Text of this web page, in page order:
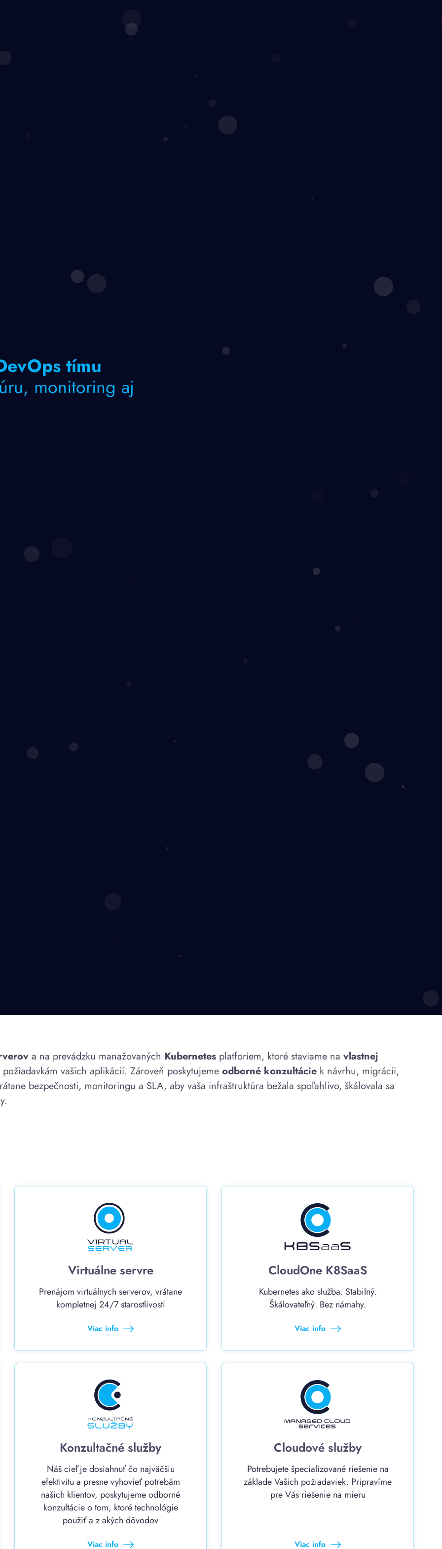
tímu
monitoring aj
a na prevádzku manažovaných Kubernetes platforiem, ktoré staviame na vlastnej
vašich aplikácií. Zároveň poskytujeme odborné konzultácie k návrhu, migrácii,
bezpečnosti, monitoringu a SLA, aby vaša infraštruktúra bežala spoľahlivo, škálovala sa
Virtuálne servre
Prenájom virtuálnych serverov, vrátane
kompletnej 24/7 starostlivosti
Viac info
CloudOne K8SaaS
Kubernetes ako služba. Stabilný.
Škálovateľný. Bez námahy.
Viac info
Konzultačné služby
Náš cieľ je dosiahnuť čo najväčšiu
efektivitu a presne vyhovieť potrebám
našich klientov, poskytujeme odborné
konzultácie o tom, ktoré technológie
použiť a z akých dôvodov
Viac info
Cloudové služby
Potrebujete špecializované riešenie na
základe Vašich požiadaviek. Pripravíme
pre Vás riešenie na mieru
Viac info